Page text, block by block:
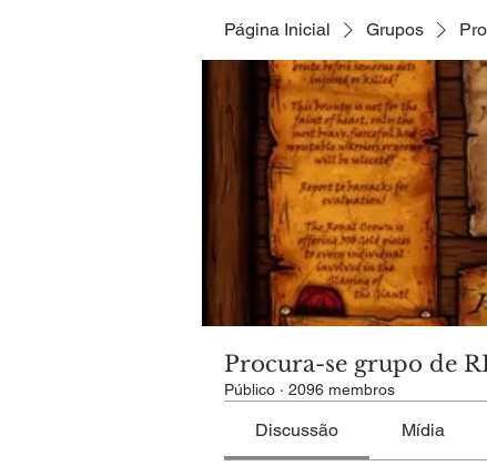
Página Inicial Grupos
Procura-se grupo de
Público · 2096 membros
Discussão Mídia